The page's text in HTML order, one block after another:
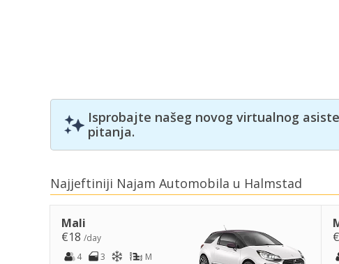
Isprobajte našeg novog virtualnog
pitanja.
Najjeftiniji Najam Automobila u Halmstad
Mali
€18 /day
4
3 M